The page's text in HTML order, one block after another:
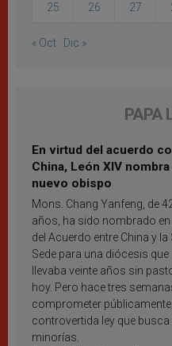
25 26 27
« Oct Dic »
PAPA
En virtud del acuerdo
China, León XIV nombra
nuevo obispo
Mons. Chang Yanfeng, de
años, ha sido nombrado en
del Acuerdo entre China y la
Sede para una diócesis que
llevaba veinte años sin
hoy. Pero hace tres
comprometer
controvertida ley que
minorías.